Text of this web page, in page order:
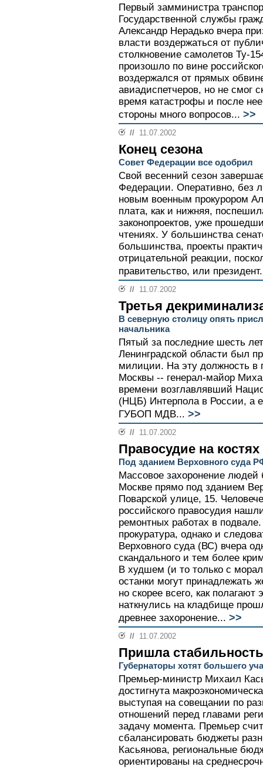
Первый замминистра
Государственной службы
Александр Нерадько вчера
власти воздержаться от
столкновение самолетов Ту-
произошло по вине
воздержался от прямых
авиадиспетчеров, но не смог
время катастрофы и после
стороны много вопросов... >>
// 11.07.2002
Конец сезона
Совет Федерации все одобрил
Свой весенний сезон
Федерации. Оперативно, без
новым военным прокурором
плата, как и нижняя,
законопроектов, уже
чтениях. У большинства
большинства, проекты
отрицательной реакции,
правительство, или
// 11.07.2002
Третья
В северную столицу опять
начальника
Пятый за последние шесть
Ленинградской области был
милиции. На эту должность в
Москвы -- генерал-майор
времени возглавлявший
(НЦБ) Интерпола в России, а
ГУБОП МДВ... >>
// 11.07.2002
Правосудие на костях
Под зданием Верховного суда
Массовое захоронение людей
Москве прямо под зданием
Поварской улице, 15.
российского правосудия
ремонтных работах в
прокуратура, однако и
Верховного суда (ВС) вчера
скандального и тем более
В худшем (и то только с
останки могут принадлежать
но скорее всего, как полагают
наткнулись на кладбище
древнее захоронение... >>
// 11.07.2002
Пришла
Губернаторы хотят большего
Премьер-министр Михаил
достигнута
выступая на совещании по
отношений перед главами
задачу момента. Премьер
сбалансировать бюджеты
Касьянова, региональные
ориентированы на